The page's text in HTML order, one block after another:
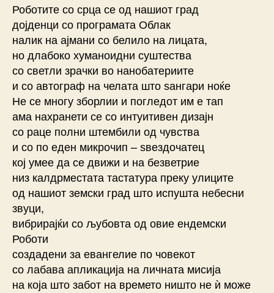
Роботите со срца се од нашиот град
дојденци со програмата Облак
налик на ајмани со белило на лицата,
но длабоко хуманоидни суштества
со светли зрачки во нанобатериите
и со автограф на челата што ѕангари ноќе
Не се многу зборлии и погледот им е тап
ама нахранети се со интуитивен дизајн
со раце полни штембили од чувства
и со по еден микрочип – ѕвездочатец
кој умее да се движи и на безветрие
низ калдрместата тастатура преку улиците
од нашиот земски град што испушта небесни
звуци,
вибрирајќи со љубовта од овие ендемски
Роботи
создадени за евангелие по човекот
со лабава апликација на личната мисија
на која што забот на времето ништо не ѝ може